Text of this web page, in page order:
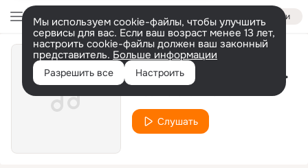
Войти
Мы используем cookie-файлы, чтобы улучшить
сервисы для вас. Если ваш возраст менее 13 лет,
настроить cookie-файлы должен ваш законный
представитель. Больше информации
Разрешить все Настроить When We Ride on Our Enymyz (Part2) (feat. Assassin)
Слушать